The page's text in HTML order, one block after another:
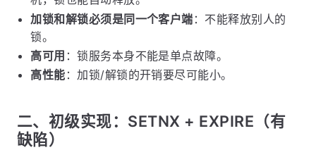
加锁和解锁必须是同一个客户端 ：不能释放别人的
锁。
高可用 ：锁服务本身不能是单点故障。
高性能 ：加锁/解锁的开销要尽可能小。
二、初级实现：SETNX + EXPIRE（有
缺陷）